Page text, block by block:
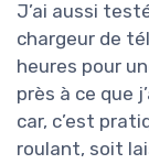
J’ai aussi
chargeur de
heures pour
près à ce que
car, c’est
roulant, soit